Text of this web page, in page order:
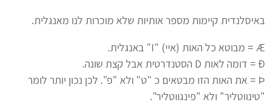
באיסלנדית קיימות מספר אותיות שלא מוכרות לנו מאנגלית.
Æ = מבוטא כל האות (איי) "I" באנגלית.
Ð = דומה לאות D הסטנדרטית אבל קצת שונה.
Þ = את האות הזו מבטאים כ "ט" ולא "פ". לכן נכון יותר לומר
"טינווטליר" ולא "פינגווטליר".